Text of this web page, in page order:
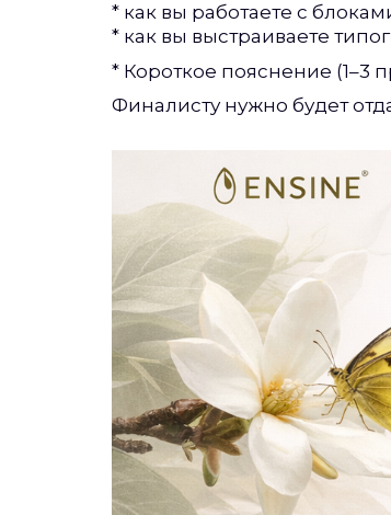
* как вы работаете с
* как вы выстраиваете
* Короткое пояснение (1–3
Финалисту нужно будет